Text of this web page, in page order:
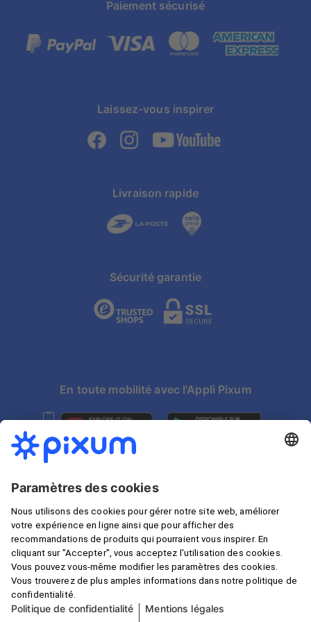
Paiement sécurisé
Laissez-vous inspirer
Livraison rapide
Sécurité garantie
En toute mobilité avec l'Appli Pixum
Choix du pays
* Tous les prix s'entendent en euros et TVA comprise, mais
hors frais de port conformément à la liste des prix, sauf
indication contraire.